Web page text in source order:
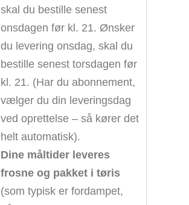
skal du bestille senest
onsdagen før kl. 21. Ønsker
du levering onsdag, skal du
bestille senest torsdagen før
kl. 21. (Har du abonnement,
vælger du din leveringsdag
ved oprettelse – så kører det
helt automatisk).
Dine måltider leveres
frosne og pakket i tøris
(som typisk er fordampet,